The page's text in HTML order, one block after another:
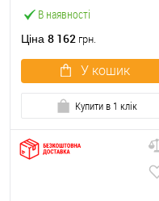
В наявності
штангою 900 мм червона
Ціна 8 162 грн.
У кошик
Купити в 1 клік